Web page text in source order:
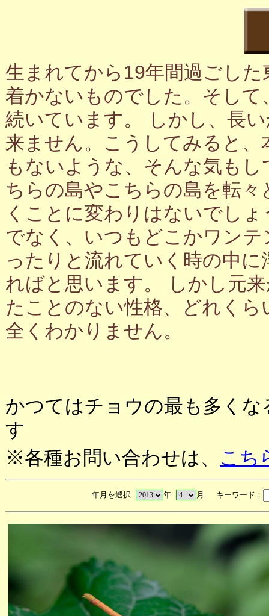
生まれてから19年間過ごし
着かないものでした。そし
続いています。 しかし、長
来ません。こうしてみると
もないような、そんな気も
ちらの島やこちらの島を転
くことに変わりはないでし
でなく、いつもどこかワン
ったりと流れていく時の中
ればと思います。 しかし元
たことのない性格、どれく
全くわかりません。
かつてはチョウの最も多く
す
※各種お問い合わせは、 こち
年月を選択 年 月 キーワード：